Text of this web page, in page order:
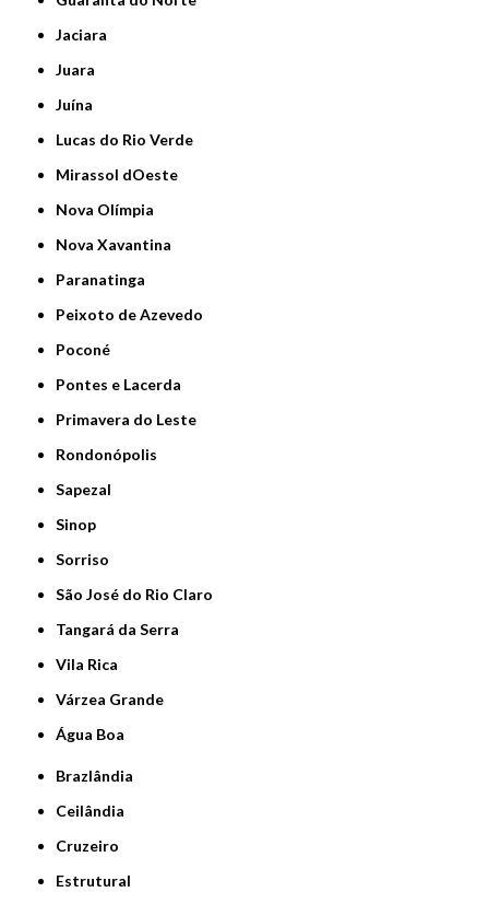
Jaciara
Juara
Juína
Lucas do Rio Verde
Mirassol dOeste
Nova Olímpia
Nova Xavantina
Paranatinga
Peixoto de Azevedo
Poconé
Pontes e Lacerda
Primavera do Leste
Rondonópolis
Sapezal
Sinop
Sorriso
São José do Rio Claro
Tangará da Serra
Vila Rica
Várzea Grande
Água Boa
Brazlândia
Ceilândia
Cruzeiro
Estrutural